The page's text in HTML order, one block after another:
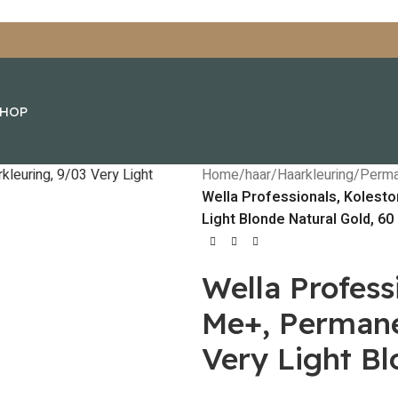
Home/haar/Haarkleuring/
Wella Professionals,
Light Blonde Natural Gold, 60
Wella
Me+,
Very Light